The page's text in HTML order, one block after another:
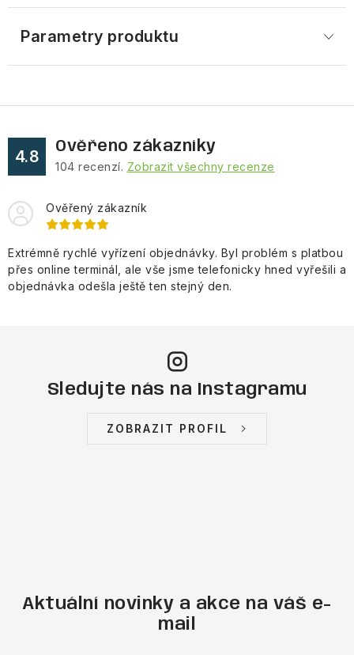
Parametry produktu
4.8
Ověřeno zákazníky
104 recenzí. Zobrazit všechny recenze
Ověřený zákazník
Extrémně rychlé vyřízení objednávky. Byl problém s platbou
přes online terminál, ale vše jsme telefonicky hned vyřešili a
objednávka odešla ještě ten stejný den.
Sledujte nás na Instagramu
ZOBRAZIT PROFIL
Aktuální novinky a akce na váš e-
mail